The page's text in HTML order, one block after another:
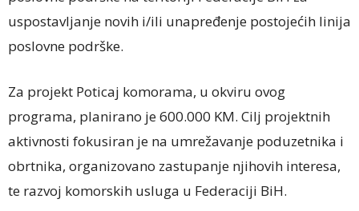
uspostavljanje novih i/ili unapređenje postojećih linija
poslovne podrške.
Za projekt Poticaj komorama, u okviru ovog
programa, planirano je 600.000 KM. Cilj projektnih
aktivnosti fokusiran je na umrežavanje poduzetnika i
obrtnika, organizovano zastupanje njihovih interesa,
te razvoj komorskih usluga u Federaciji BiH.